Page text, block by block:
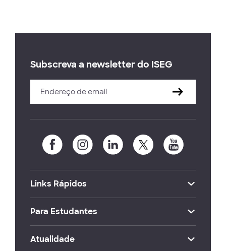
Subscreva a newsletter do ISEG
Links Rápidos
Para Estudantes
Atualidade